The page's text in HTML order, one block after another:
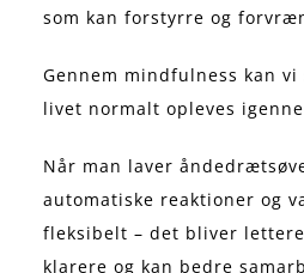
som kan forstyrre og
Gennem mindfulness kan
livet normalt opleves
Når man laver
automatiske reaktioner og
fleksibelt – det bliver
klarere og kan bedre